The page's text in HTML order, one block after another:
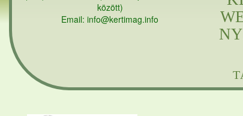
között)
Email: info@kertimag.info